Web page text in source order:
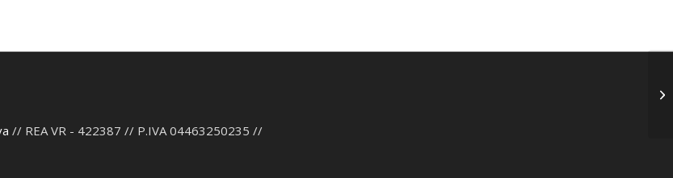
// REA VR - 422387 // P.IVA 04463250235 //